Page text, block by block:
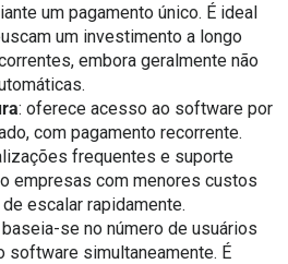
um pagamento único. É ideal
um investimento a longo
embora geralmente não
: oferece acesso ao software por
com pagamento recorrente.
frequentes e suporte
empresas com menores custos
escalar rapidamente.
baseia-se no número de usuários
software simultaneamente. É